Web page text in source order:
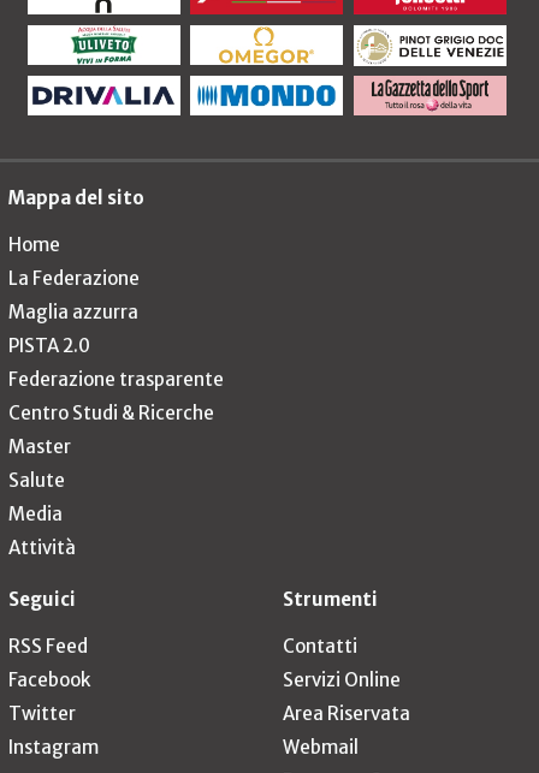
Mappa del sito
Home
La Federazione
Maglia azzurra
PISTA 2.0
Federazione trasparente
Centro Studi & Ricerche
Master
Salute
Media
Attività
Seguici
RSS Feed
Facebook
Twitter
Instagram
Strumenti
Contatti
Servizi Online
Area Riservata
Webmail